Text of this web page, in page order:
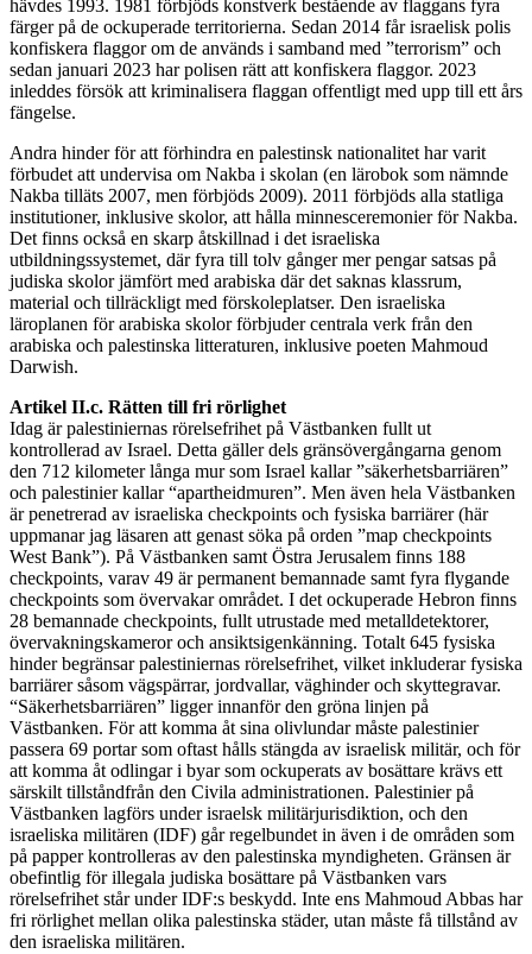
hävdes 1993. 1981 förbjöds konstverk bestående av flaggans fyra
färger på de ockuperade territorierna. Sedan 2014 får israelisk polis
konfiskera flaggor om de används i samband med ”terrorism” och
sedan januari 2023 har polisen rätt att konfiskera flaggor. 2023
inleddes försök att kriminalisera flaggan offentligt med upp till ett års
fängelse.
Andra hinder för att förhindra en palestinsk nationalitet har varit
förbudet att undervisa om Nakba i skolan (en lärobok som nämnde
Nakba tilläts 2007, men förbjöds 2009). 2011 förbjöds alla statliga
institutioner, inklusive skolor, att hålla minnesceremonier för Nakba.
Det finns också en skarp åtskillnad i det israeliska
utbildningssystemet, där fyra till tolv gånger mer pengar satsas på
judiska skolor jämfört med arabiska där det saknas klassrum,
material och tillräckligt med förskoleplatser. Den israeliska
läroplanen för arabiska skolor förbjuder centrala verk från den
arabiska och palestinska litteraturen, inklusive poeten Mahmoud
Darwish.
Artikel II.c. Rätten till fri rörlighet
Idag är palestiniernas rörelsefrihet på Västbanken fullt ut
kontrollerad av Israel. Detta gäller dels gränsövergångarna genom
den 712 kilometer långa mur som Israel kallar ”säkerhetsbarriären”
och palestinier kallar “apartheidmuren”. Men även hela Västbanken
är penetrerad av israeliska checkpoints och fysiska barriärer (här
uppmanar jag läsaren att genast söka på orden ”map checkpoints
West Bank”). På Västbanken samt Östra Jerusalem finns 188
checkpoints, varav 49 är permanent bemannade samt fyra flygande
checkpoints som övervakar området. I det ockuperade Hebron finns
28 bemannade checkpoints, fullt utrustade med metalldetektorer,
övervakningskameror och ansiktsigenkänning. Totalt 645 fysiska
hinder begränsar palestiniernas rörelsefrihet, vilket inkluderar fysiska
barriärer såsom vägspärrar, jordvallar, väghinder och skyttegravar.
“Säkerhetsbarriären” ligger innanför den gröna linjen på
Västbanken. För att komma åt sina olivlundar måste palestinier
passera 69 portar som oftast hålls stängda av israelisk militär, och för
att komma åt odlingar i byar som ockuperats av bosättare krävs ett
särskilt tillståndfrån den Civila administrationen. Palestinier på
Västbanken lagförs under israelsk militärjurisdiktion, och den
israeliska militären (IDF) går regelbundet in även i de områden som
på papper kontrolleras av den palestinska myndigheten. Gränsen är
obefintlig för illegala judiska bosättare på Västbanken vars
rörelsefrihet står under IDF:s beskydd. Inte ens Mahmoud Abbas har
fri rörlighet mellan olika palestinska städer, utan måste få tillstånd av
den israeliska militären.